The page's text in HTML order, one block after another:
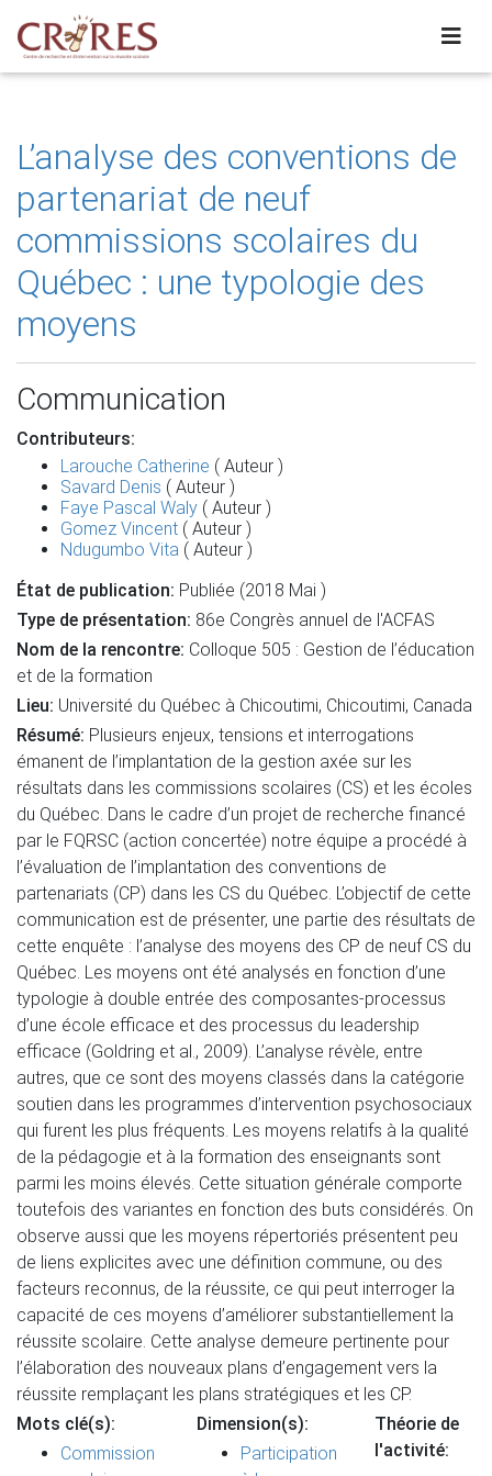
L’analyse des conventions de
partenariat de neuf
commissions scolaires du
Québec : une typologie des
moyens
Communication
Contributeurs:
Larouche Catherine ( Auteur )
Savard Denis ( Auteur )
Faye Pascal Waly ( Auteur )
Gomez Vincent ( Auteur )
Ndugumbo Vita ( Auteur )
État de publication: Publiée (2018 Mai )
Type de présentation: 86e Congrès annuel de l'ACFAS
Nom de la rencontre: Colloque 505 : Gestion de l’éducation
et de la formation
Lieu: Université du Québec à Chicoutimi, Chicoutimi, Canada
Résumé: Plusieurs enjeux, tensions et interrogations
émanent de l’implantation de la gestion axée sur les
résultats dans les commissions scolaires (CS) et les écoles
du Québec. Dans le cadre d’un projet de recherche financé
par le FQRSC (action concertée) notre équipe a procédé à
l’évaluation de l’implantation des conventions de
partenariats (CP) dans les CS du Québec. L’objectif de cette
communication est de présenter, une partie des résultats de
cette enquête : l’analyse des moyens des CP de neuf CS du
Québec. Les moyens ont été analysés en fonction d’une
typologie à double entrée des composantes-processus
d’une école efficace et des processus du leadership
efficace (Goldring et al., 2009). L’analyse révèle, entre
autres, que ce sont des moyens classés dans la catégorie
soutien dans les programmes d’intervention psychosociaux
qui furent les plus fréquents. Les moyens relatifs à la qualité
de la pédagogie et à la formation des enseignants sont
parmi les moins élevés. Cette situation générale comporte
toutefois des variantes en fonction des buts considérés. On
observe aussi que les moyens répertoriés présentent peu
de liens explicites avec une définition commune, ou des
facteurs reconnus, de la réussite, ce qui peut interroger la
capacité de ces moyens d’améliorer substantiellement la
réussite scolaire. Cette analyse demeure pertinente pour
l’élaboration des nouveaux plans d’engagement vers la
réussite remplaçant les plans stratégiques et les CP.
Mots clé(s):
Commission
Dimension(s):
Participation
Théorie de
l'activité: